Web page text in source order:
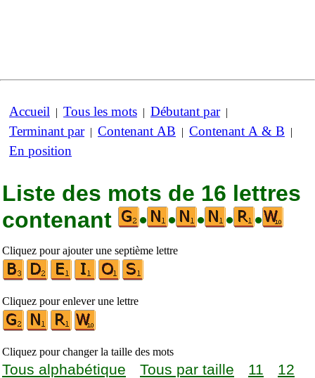
Accueil | Tous les mots | Débutant par|
Terminant par| Contenant AB | Contenant A & B |
En position
Liste des mots de 16 lettres
contenant
• • • • •
Cliquez pour ajouter une septième lettre
Cliquez pour enlever une lettre
Cliquez pour changer la taille des mots
Tous alphabétique Tous par taille 11
12